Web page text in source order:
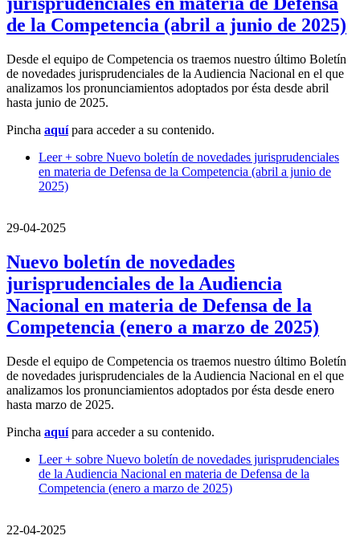
de la Competencia (abril a junio de 2025)
Desde el equipo de Competencia os traemos nuestro último Boletín
de novedades jurisprudenciales de la Audiencia Nacional en el que
analizamos los pronunciamientos adoptados por ésta desde abril
hasta junio de 2025.
Pincha aquípara acceder a su contenido.
Leer + sobre Nuevo boletín de novedades jurisprudenciales
en materia de Defensa de la Competencia (abril a junio de
2025)
29-04-2025
Nuevo boletín de novedades
jurisprudenciales de la Audiencia
Nacional en materia de Defensa de la
Competencia (enero a marzo de 2025)
Desde el equipo de Competencia os traemos nuestro último Boletín
de novedades jurisprudenciales de la Audiencia Nacional en el que
analizamos los pronunciamientos adoptados por ésta desde enero
hasta marzo de 2025.
Pincha aquípara acceder a su contenido.
Leer + sobre Nuevo boletín de novedades jurisprudenciales
de la Audiencia Nacional en materia de Defensa de la
Competencia (enero a marzo de 2025)
22-04-2025